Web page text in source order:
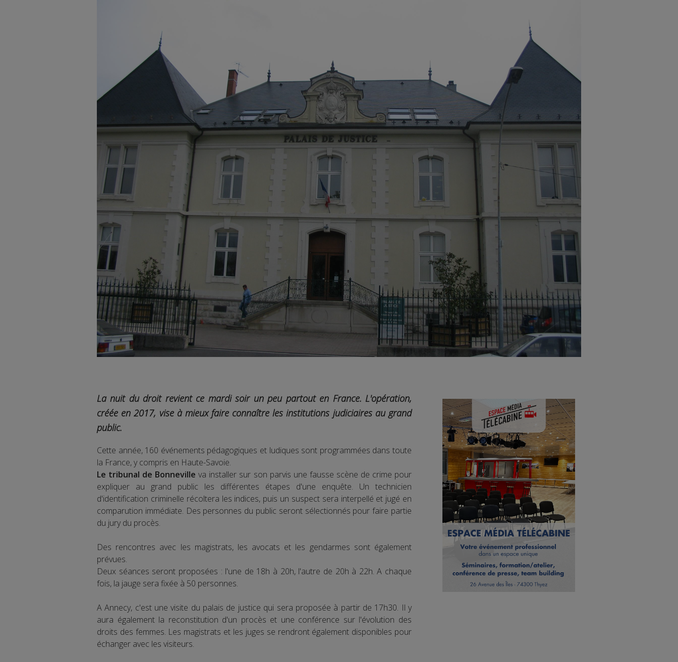
La nuit du droit revient ce mardi soir un peu partout en France. L'opération,
créée en 2017, vise à mieux faire connaître les institutions judiciaires au grand
public.
Cette année, 160 événements pédagogiques et ludiques sont programmées dans toute
la France, y compris en Haute-Savoie.
Le tribunal de Bonneville va installer sur son parvis une fausse scène de crime pour
expliquer au grand public les différentes étapes d'une enquête. Un technicien
d'identification criminelle récoltera les indices, puis un suspect sera interpellé et jugé en
comparution immédiate. Des personnes du public seront sélectionnés pour faire partie
du jury du procès.
Des rencontres avec les magistrats, les avocats et les gendarmes sont également
prévues.
Deux séances seront proposées : l'une de 18h à 20h, l'autre de 20h à 22h. A chaque
fois, la jauge sera fixée à 50 personnes.
A Annecy, c'est une visite du palais de justice qui sera proposée à partir de 17h30. Il y
aura également la reconstitution d'un procès et une conférence sur l'évolution des
droits des femmes. Les magistrats et les juges se rendront également disponibles pour
échanger avec les visiteurs.